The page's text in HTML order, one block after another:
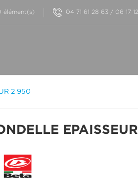
élément(s) 04 71 61 28 63 / 06 17
2 950